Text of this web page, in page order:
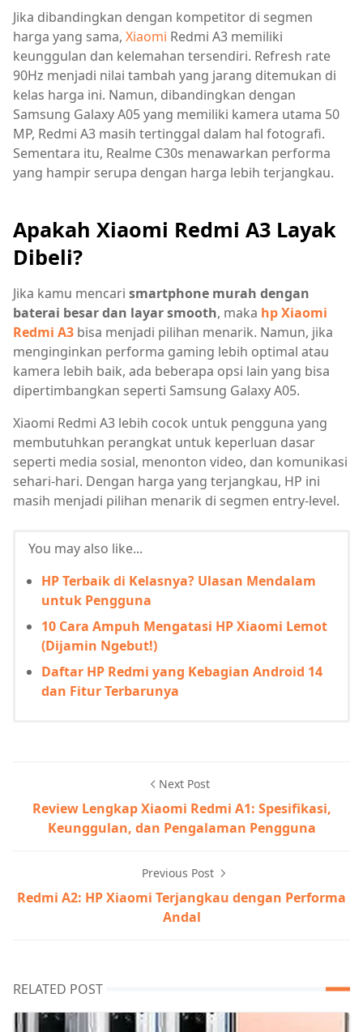
Jika dibandingkan dengan kompetitor di segmen
harga yang sama, Xiaomi Redmi A3 memiliki
keunggulan dan kelemahan tersendiri. Refresh rate
90Hz menjadi nilai tambah yang jarang ditemukan di
kelas harga ini. Namun, dibandingkan dengan
Samsung Galaxy A05 yang memiliki kamera utama 50
MP, Redmi A3 masih tertinggal dalam hal fotografi.
Sementara itu, Realme C30s menawarkan performa
yang hampir serupa dengan harga lebih terjangkau.
Apakah Xiaomi Redmi A3 Layak
Dibeli?
Jika kamu mencari smartphone murah dengan
baterai besar dan layar smooth, maka hp Xiaomi
Redmi A3 bisa menjadi pilihan menarik. Namun, jika
menginginkan performa gaming lebih optimal atau
kamera lebih baik, ada beberapa opsi lain yang bisa
dipertimbangkan seperti Samsung Galaxy A05.
Xiaomi Redmi A3 lebih cocok untuk pengguna yang
membutuhkan perangkat untuk keperluan dasar
seperti media sosial, menonton video, dan komunikasi
sehari-hari. Dengan harga yang terjangkau, HP ini
masih menjadi pilihan menarik di segmen entry-level.
You may also like...
HP Terbaik di Kelasnya? Ulasan Mendalam
untuk Pengguna
10 Cara Ampuh Mengatasi HP Xiaomi Lemot
(Dijamin Ngebut!)
Daftar HP Redmi yang Kebagian Android 14
dan Fitur Terbarunya
Next Post
Review Lengkap Xiaomi Redmi A1: Spesifikasi,
Keunggulan, dan Pengalaman Pengguna
Previous Post
Redmi A2: HP Xiaomi Terjangkau dengan Performa
Andal
RELATED POST